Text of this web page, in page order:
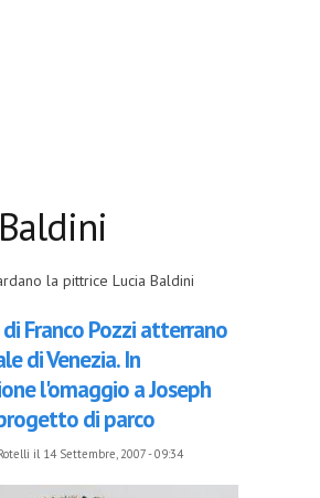
la pittrice Lucia Baldini
Franco Pozzi atterrano
di Venezia. In
l'omaggio a Joseph
di parco
il 14 Settembre, 2007 - 09:34